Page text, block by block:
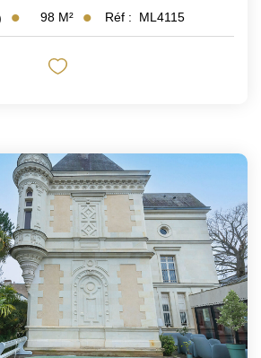
98 M² Réf : ML4115